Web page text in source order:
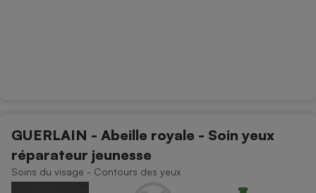
GUERLAIN - Abeille royale - Soin yeux
réparateur jeunesse
Soins du visage - Contours des yeux